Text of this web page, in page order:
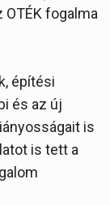
fogalma
építési
és az új
is
is tett a